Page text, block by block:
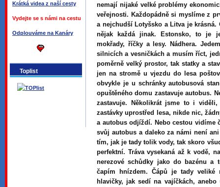
Krátká videa z naší cesty
Vydejte se s námi na cestu
Odplouváme na Kanáry
Toplist
nemají nijaké velké problémy
veřejnosti. Každopádně si myslíme z
a nejchudší Lotyšsko a Litva je
nějak každá jinak. Estonsko, to je
mokřady, říčky a lesy. Nádhera.
silnicích a vesničkách a musím říct,
poměrně velký prostor, tak statky a
jen na stromě u vjezdu do lesa
obvykle je u schránky autobusová
opuštěného domu zastavuje autobus.
zastavuje. Několikrát jsme to i
zastávky uprostřed lesa, nikde nic,
a autobus odjíždí. Nebo cestou vidíme
svůj autobus a daleko za námi není
tím, jak je tady tolik vody, tak skoro
perfektní. Tráva vysekaná až k vodě,
nerezové schůdky jako do bazénu a
čapím hnízdem. Čápů je tady
hlavičky, jak sedí na vajíčkách,